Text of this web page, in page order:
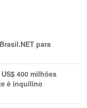
para
400 milhões
é inquilino